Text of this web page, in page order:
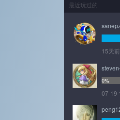
最近玩过的
15天
0%
07-19